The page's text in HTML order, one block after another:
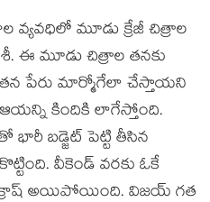
వ్యవధిలో మూడు క్రేజీ చిత్రాల
ఈ మూడు చిత్రాల తనకు
తన పేరు మార్మోగేలా చేస్తాయని
కిందికి లాగేస్తోంది.
బడ్జెట్ పెట్టి తీసిన
వీకెండ్ వరకు ఓకే
క్రాష్ అయిపోయింది. విజయ్ గత